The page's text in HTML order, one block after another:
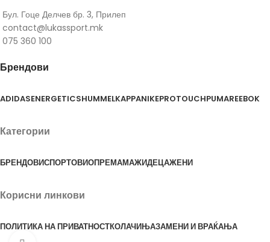
Бул. Гоце Делчев бр. 3, Прилеп
contact@lukassport.mk
075 360 100
Брендови
ADIDASENERGETICSHUMMELKAPPANIKEPROTOUCHPUMAREEBOK
Категории
БРЕНДОВИСПОРТОВИОПРЕМАМАЖИДЕЦАЖЕНИ
Корисни линкови
ПОЛИТИКА НА ПРИВАТНОСТКОЛАЧИЊАЗАМЕНИ И ВРАЌАЊА